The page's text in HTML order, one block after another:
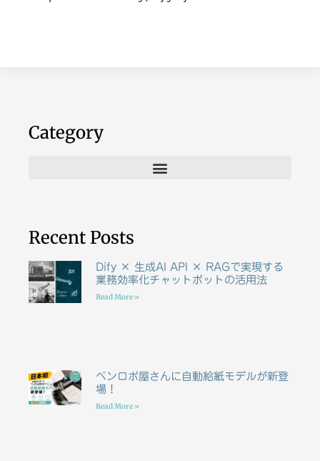
Category
Recent Posts
Dify × 生成AI API × RAGで実現する
業務効率化チャットボットの活用法
Read More »
ペンロボ屋さんに自動給紙モデルが新登
場！
Read More »